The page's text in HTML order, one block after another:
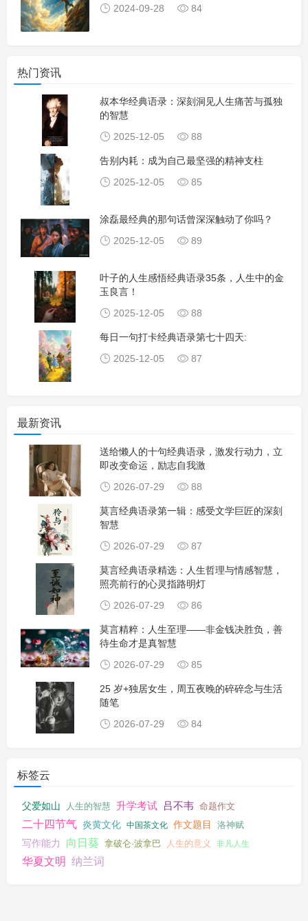
2024-09-28
84
热门资讯
叔本华经典语录：深刻洞见人生痛苦与孤独
的智慧
2025-12-05
88
告别内耗：成为自己最坚强的精神支柱
2025-12-05
85
涂磊最经典的那句话曾深深触动了你吗？
2025-12-05
89
叶子的人生感悟经典语录35条，人生中的金
玉良言！
2025-12-05
88
每日一句打卡经典语录第七十四天:
2025-12-05
87
最新资讯
送给懒人的十句经典语录，激发行动力，立
即改变命运，励志自我激
2026-07-29
88
莫言经典语录第一辑：感受文学巨匠的深刻
智慧
2026-07-29
87
莫言经典语录精选：人生哲理与情感智慧，
照亮前行的心灵指路明灯
2026-07-29
86
莫言精粹：人生至理——非金钱决胜负，善
待生命才是真智慧
2026-07-29
85
25 岁+独居女生，周五夜晚的碎碎念与生活
随笔
2026-07-29
84
标签云
父爱如山 人生的智慧 升学考试 吕不韦 命题作文
二十四节气 炎黄文化 中国茶文化 作文题目 洛神赋
写作能力 向日葵 拿破仑·波拿巴 人生的意义 非凡人生
华夏文明 纳兰词